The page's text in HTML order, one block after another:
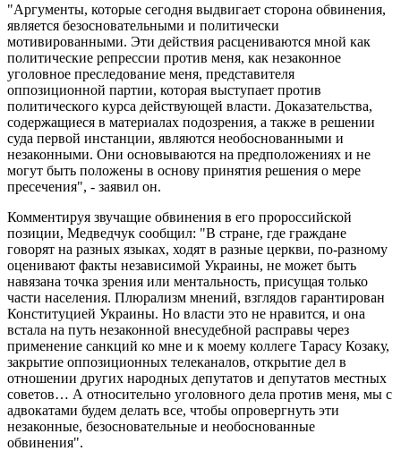
"Аргументы, которые сегодня выдвигает сторона обвинения,
является безосновательными и политически
мотивированными. Эти действия расцениваются мной как
политические репрессии против меня, как незаконное
уголовное преследование меня, представителя
оппозиционной партии, которая выступает против
политического курса действующей власти. Доказательства,
содержащиеся в материалах подозрения, а также в решении
суда первой инстанции, являются необоснованными и
незаконными. Они основываются на предположениях и не
могут быть положены в основу принятия решения о мере
пресечения", - заявил он.
Комментируя звучащие обвинения в его пророссийской
позиции, Медведчук сообщил: "В стране, где граждане
говорят на разных языках, ходят в разные церкви, по-разному
оценивают факты независимой Украины, не может быть
навязана точка зрения или ментальность, присущая только
части населения. Плюрализм мнений, взглядов гарантирован
Конституцией Украины. Но власти это не нравится, и она
встала на путь незаконной внесудебной расправы через
применение санкций ко мне и к моему коллеге Тарасу Козаку,
закрытие оппозиционных телеканалов, открытие дел в
отношении других народных депутатов и депутатов местных
советов… А относительно уголовного дела против меня, мы с
адвокатами будем делать все, чтобы опровергнуть эти
незаконные, безосновательные и необоснованные
обвинения".